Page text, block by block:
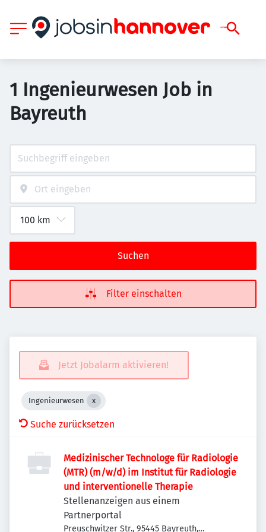
1 Ingenieurwesen Job in
Bayreuth
Suchen
Filter einschalten
Jetzt Jobalarm aktivieren!
Ingenieurwesen
Suche zurücksetzen
Medizinischer Technologe für Radiologie
(MTR) (m/w/d) im Institut für Radiologie
und interventionelle Therapie
Stellenanzeigen aus einem
Partnerportal
Preuschwitzer Str., 95445 Bayreuth,